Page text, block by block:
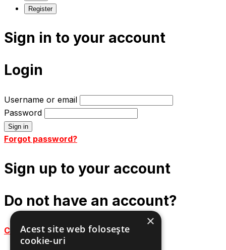
Register
Sign in to your account
Login
Username or email
Password
Forgot password?
Sign up to your account
Do not have an account?
Create an account
×
Acest site web folosește
cookie-uri